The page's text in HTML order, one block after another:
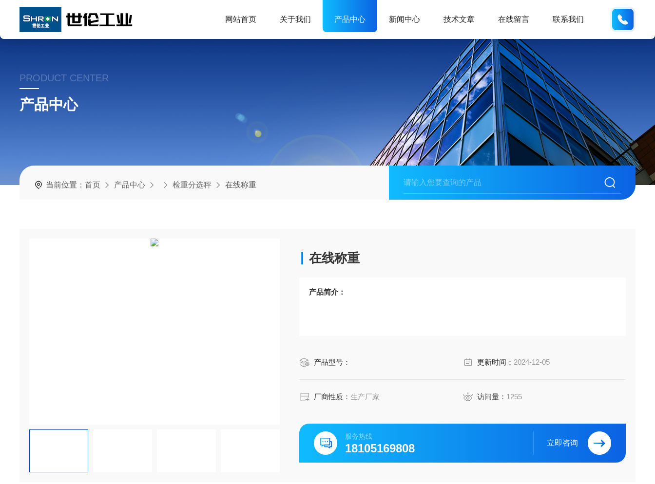
网站首页 关于我们 产品中心 新闻中心 技术文章 在线留言 联系我们
PRODUCT CENTER
产品中心
当前位置：首页 产品中心 检重分选秤 在线称重
在线称重
产品简介：
产品型号： 更新时间： 2024-12-05
厂商性质：生产厂家 访问量： 1255
服务热线
18105169808 立即咨询